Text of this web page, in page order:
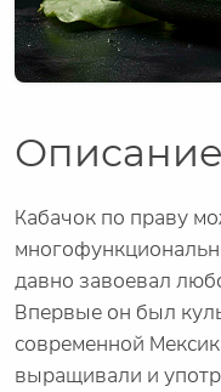
Кабачок по праву
давно завоевал
Впервые он был
современной
выращивали и